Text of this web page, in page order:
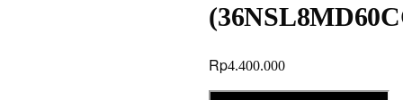
Rp4.400.000